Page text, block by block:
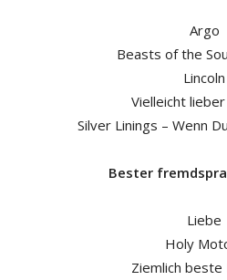
Argo
Beasts of the
Lincoln
Vielleicht
Silver Linings – Wenn
Bester
Liebe
Holy
Ziemlich beste